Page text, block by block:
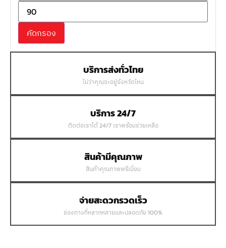
คัดกรอง
บริการส่งทั่วไทย
ไม่ว่าคุณจะอยู่จังหวัดไหน
บริการ 24/7
ติดต่อเราได้ 24/7 เราพร้อมช่วยเหลือ
สินค้ามีคุณภาพ
สินค้าคุณภาพพรีเมี่ยม
จ่ายสะดวกรวดเร็ว
ช่องทางที่หลากหลายและปลอดภัย 100%